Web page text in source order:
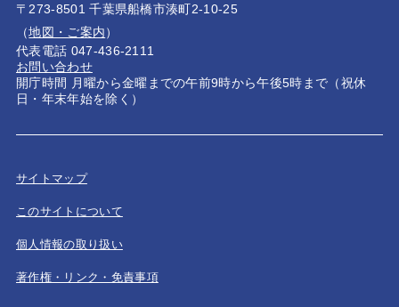
〒273-8501 千葉県船橋市湊町2-10-25
（地図・ご案内）
代表電話 047-436-2111
お問い合わせ
開庁時間 月曜から金曜までの午前9時から午後5時まで（祝休
日・年末年始を除く）
サイトマップ
このサイトについて
個人情報の取り扱い
著作権・リンク・免責事項